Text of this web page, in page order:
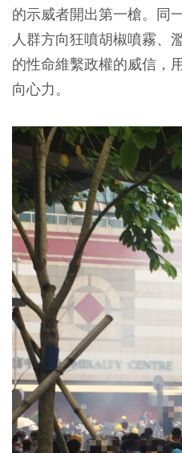
的示威者開出第一槍。同
人群方向狂噴胡椒噴霧、
的性命維繫政權的威信，
向心力。